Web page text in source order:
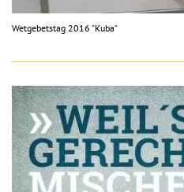
Wetgebetstag 2016 "Kuba"